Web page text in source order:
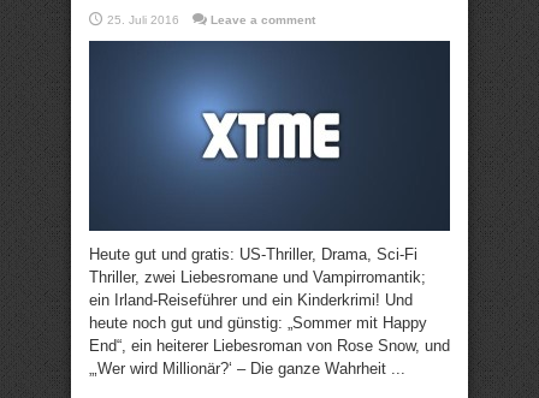
25. Juli 2016 Leave a comment
Heute gut und gratis: US-Thriller, Drama, Sci-Fi
Thriller, zwei Liebesromane und Vampirromantik;
ein Irland-Reiseführer und ein Kinderkrimi! Und
heute noch gut und günstig: „Sommer mit Happy
End“, ein heiterer Liebesroman von Rose Snow, und
„‚Wer wird Millionär?‘ – Die ganze Wahrheit ...